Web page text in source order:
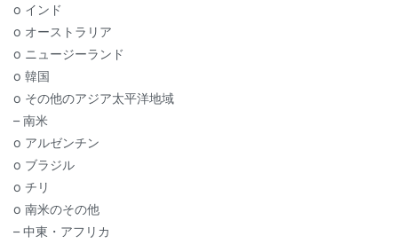
o インド
o オーストラリア
o ニュージーランド
o 韓国
o その他のアジア太平洋地域
– 南米
o アルゼンチン
o ブラジル
o チリ
o 南米のその他
– 中東・アフリカ